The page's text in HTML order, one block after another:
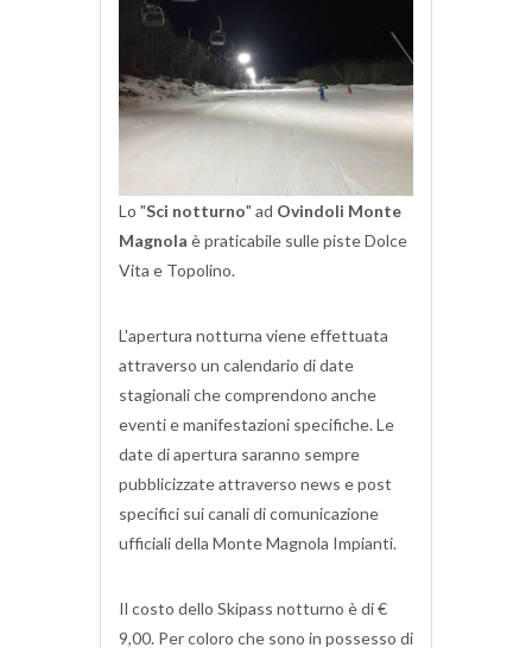
Lo "Sci notturno" ad Ovindoli Monte
Magnola è praticabile sulle piste Dolce
Vita e Topolino.
L'apertura notturna viene effettuata
attraverso un calendario di date
stagionali che comprendono anche
eventi e manifestazioni specifiche. Le
date di apertura saranno sempre
pubblicizzate attraverso news e post
specifici sui canali di comunicazione
ufficiali della Monte Magnola Impianti.
Il costo dello Skipass notturno è di €
9,00. Per coloro che sono in possesso di